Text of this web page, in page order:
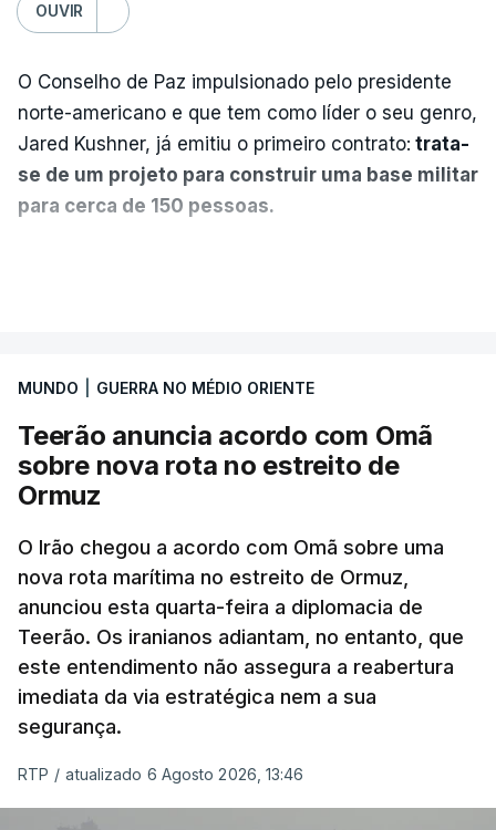
OUVIR
O Conselho de Paz impulsionado pelo presidente
norte-americano e que tem como líder o seu genro,
Jared Kushner, já emitiu o primeiro contrato: trata-
se de um projeto para construir uma base militar
para cerca de 150 pessoas.
que já colaborou com a Administração norte-
americana em projetos no Médio Oriente,
nomeadamente no Iraque.
militar deverá ficar nos 60 por cento de
território de Gaza que Israel controla e a cerca
de 1,5 quilómetros da fronteira com Israel.
Permite, desta forma, uma extração rápida em
caso de ataque.
Segundo um funcionário do Conselho de Paz, a
organização está na “fase final de preparação de
MUNDO GUERRA NO MÉDIO ORIENTE
Teerão anuncia acordo com Omã
sobre nova rota no estreito de
Ormuz
O Irão chegou a acordo com Omã sobre uma
nova rota marítima no estreito de Ormuz,
anunciou esta quarta-feira a diplomacia de
Teerão. Os iranianos adiantam, no entanto, que
este entendimento não assegura a reabertura
imediata da via estratégica nem a sua
segurança.
RTP / atualizado 6 Agosto 2026, 13:46